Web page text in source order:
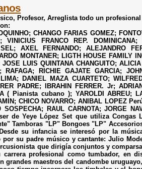
Profesor, Arreglista todo un profesional
CHANGO FARIAS GOMEZ;
VINICIUS FRANCO REP.
AXEL FERNANDO; ALEJANDRO
MONTANER; LIGTH HOUSE FAMILY
JOSE LUIS QUINTANA CHANGUITO;
RAFAGA; RICHIE GAJATE GARCIA;
DANIEL MAZA CUARTETO;
PADRE; IBRAHIN FERRER. Jr;
( Pianista cubano ); YAROLDI ABREU;
CHICO NOVARRO; ANIBAL LOPEZ
RAUL CARNOTA; JORGE
de Yeye López Set que utiliza Congas
Tamboras "LP" Bongoes "LP"
su infancia se interesó por la
su padre músico y cantante: Julio
que dirigía conjuntos y
carrera profesional como tumbador, en
grandes maestros del candombe